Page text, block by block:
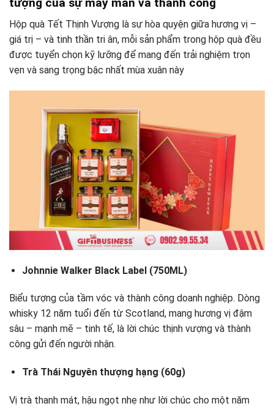
tượng của sự may mắn và thành công
Hộp quà Tết Thịnh Vượng là sự hòa quyện giữa hương vị –
giá trị – và tinh thần tri ân, mỗi sản phẩm trong hộp quà đều
được tuyển chọn kỹ lưỡng để mang đến trải nghiệm trọn
vẹn và sang trọng bậc nhất mùa xuân này
Johnnie Walker Black Label (750ML)
Biểu tượng của tầm vóc và thành công doanh nghiệp. Dòng
whisky 12 năm tuổi đến từ Scotland, mang hương vị đậm
sâu – mạnh mẽ – tinh tế, là lời chúc thịnh vượng và thành
công gửi đến người nhận.
Trà Thái Nguyên thượng hạng (60g)
Vị trà thanh mát, hậu ngọt nhẹ như lời chúc cho một năm